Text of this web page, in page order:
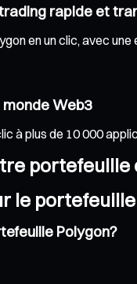
rapide et
en un clic, avec
Web3
à plus de 10 000
portefeuille
le portefeuille
Polygon?